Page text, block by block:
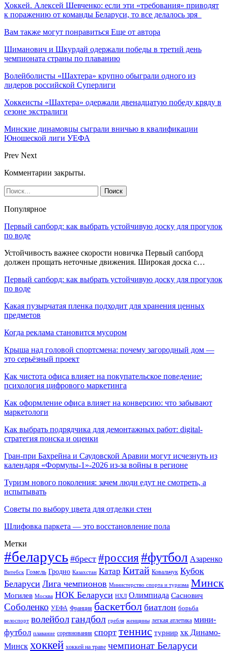
Хоккей. Алексей Шевченко: если эти «требования» приводят
к поражению от команды Беларуси, то все делалось зря
Вам также могут понравиться Еще от автора
Шиманович и Шкурдай одержали победы в третий день
чемпионата страны по плаванию
Волейболисты «Шахтера» крупно обыграли одного из
лидеров российской Суперлиги
Хоккеисты «Шахтера» одержали двенадцатую победу кряду в
сезоне экстралиги
Минские динамовцы сыграли вничью в квалификации
Юношеской лиги УЕФА
Prev Next
Комментарии закрыты.
Популярное
Первый сапборд: как выбрать устойчивую доску для прогулок
по воде
Устойчивость важнее скорости новичка Первый сапборд
должен прощать неточные движения. Широкая доска с…
Первый сапборд: как выбрать устойчивую доску для прогулок
по воде
Какая пузырчатая пленка подходит для хранения ценных
предметов
Когда реклама становится мусором
Крыша над головой спортсмена: почему загородный дом —
это серьёзный проект
Как чистота офиса влияет на покупательское поведение:
психология цифрового маркетинга
Как оформление офиса влияет на конверсию: что забывают
маркетологи
Как выбрать подрядчика для демонтажных работ: digital-
стратегия поиска и оценки
Гран-при Бахрейна и Саудовской Аравии могут исчезнуть из
календаря «Формулы-1»-2026 из-за войны в регионе
Туризм нового поколения: зачем люди едут не смотреть, а
испытывать
Советы по выбору цвета для отделки стен
Шлифовка паркета — это восстановление пола
Метки
#беларусь #брест #россия#футбол Азаренко
Витебск Гомель Гродно Казахстан Катар Китай Ковальчук Кубок
Беларуси Лига чемпионов Министерство спорта и туризма Минск
Могилев Москва НОК Беларуси НХЛ Олимпиада Саснович
Соболенко УЕФА Франция баскетбол биатлон борьба
велоспорт волейболгандбол гребля женщины легкая атлетика мини-
футбол плавание соревнования спорт теннис турнир хк Динамо-
Минск хоккей хоккей на траве чемпионат Беларуси